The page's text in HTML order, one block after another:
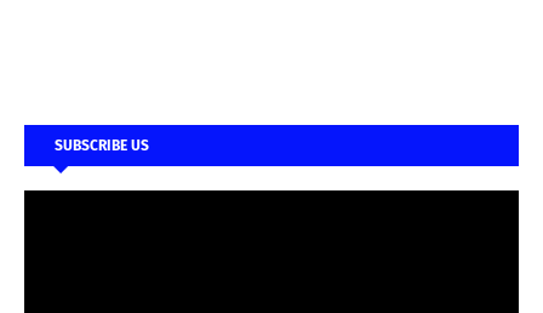
SUBSCRIBE US